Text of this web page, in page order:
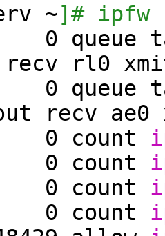
~] # ipfw
0 queue
rl0
0 queue
recv
0 count
0 count
0 count
0 count